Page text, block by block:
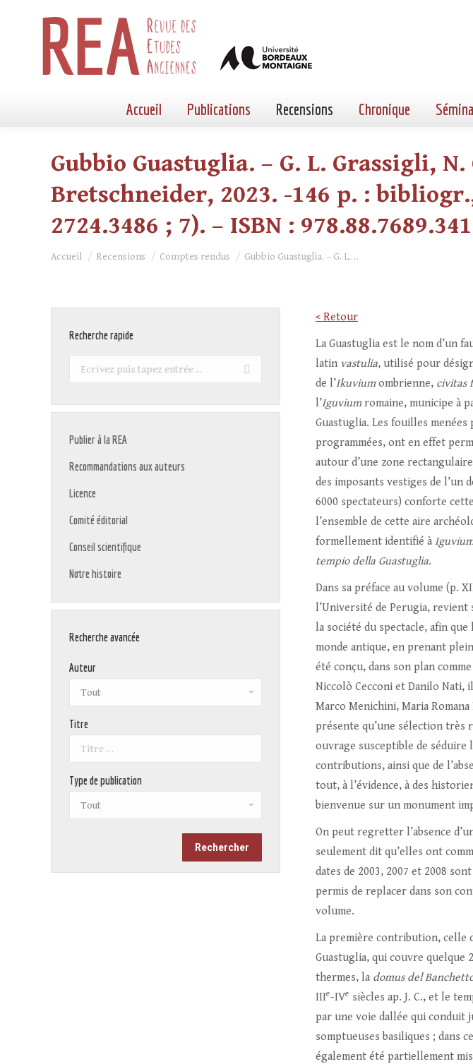
Accueil Publications Recensions Chronique
Gubbio Guastuglia. – G. L. Grassigli,
Bretschneider, 2023. -146 p. :
2724.3486 ; 7). – ISBN :
Vous êtes ici :
Accueil Recensions Comptes rendus Gubbio Guastuglia. – G. L.…
< Retour
La Guastuglia est le nom d’un
latin vastulia, utilisé pour
de l’Ikuviumombrienne, civitas
l’Iguviumromaine, municipe à
Guastuglia. Les fouilles
programmées, ont en effet
autour d’une zone
des imposants vestiges de l’un
6000 spectateurs) conforte
l’ensemble de cette aire
formellement identifié à
tempio della Guastuglia.
Dans sa préface au volume (p.
l’Université de Perugia, revient
la société du spectacle, afin
monde antique, en prenant
été conçu, dans son plan
Niccolò Cecconi et Danilo Nati,
Marco Menichini, Maria
présente qu’une sélection très
ouvrage susceptible de séduire
contributions, ainsi que de
tout, à l’évidence, à des
bienvenue sur un monument
On peut regretter l’absence
seulement dit qu’elles ont
dates de 2003, 2007 et 2008
permis de replacer dans son
volume.
La première contribution, celle
Guastuglia, qui couvre quelque
thermes, la domus del
IIIe-IVe siècles ap. J. C., et le
par une voie dallée qui conduit
somptueuses basiliques ; dans
également été partiellement
Recherche rapide
Recherche
Publier à la REA
Recommandations aux auteurs
Licence
Comité éditorial
Conseil scientifique
Notre histoire
Recherche avancée
Auteur
Titre
Type de publication